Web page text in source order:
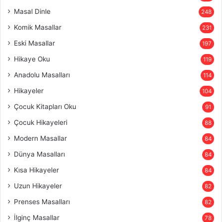
Masal Dinle 248
Komik Masallar 231
Eski Masallar 197
Hikaye Oku 119
Anadolu Masalları 114
Hikayeler 104
Çocuk Kitapları Oku 91
Çocuk Hikayeleri 88
Modern Masallar 84
Dünya Masalları 84
Kısa Hikayeler 84
Uzun Hikayeler 82
Prenses Masalları 82
İlginç Masallar 78